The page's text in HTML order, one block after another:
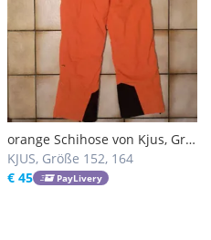
orange Schihose von Kjus, Gr
164
KJUS, Größe 152, 164
€ 45
PayLivery